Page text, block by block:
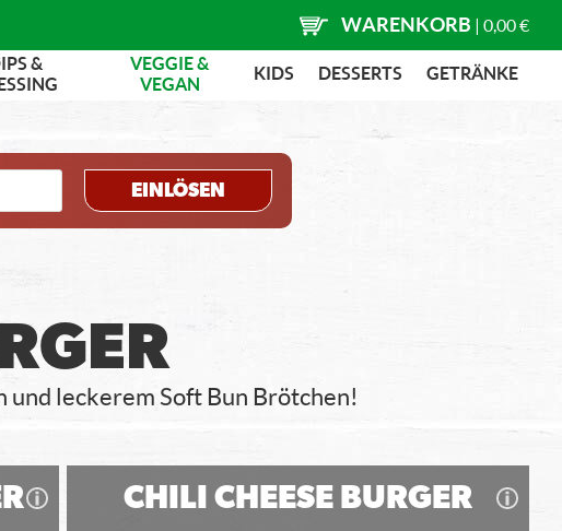
WARENKORB | 0,00 €
&
VEGGIE &
VEGAN
KIDS DESSERTS GETRÄNKE
EINLÖSEN
leckerem Soft Bun Brötchen!
CHILI CHEESE BURGER